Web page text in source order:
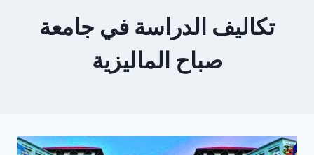
تكاليف الدراسة في جامعة
صباح الماليزية